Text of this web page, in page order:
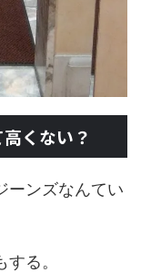
くない？
ーンズなんてい
る。